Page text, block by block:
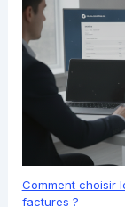
Comment choisir
factures ?